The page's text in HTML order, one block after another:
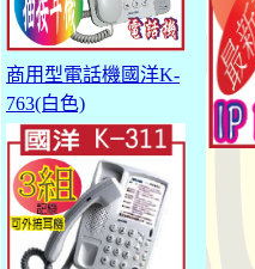
商用型電話機國洋K-
763(白色)